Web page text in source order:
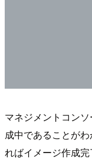
マネジメントコン
成中であることが
ればイメージ作成